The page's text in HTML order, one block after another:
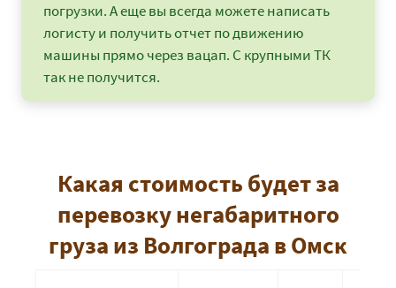
погрузки. А еще вы всегда можете написать
логисту и получить отчет по движению
машины прямо через вацап. С крупными ТК
так не получится.
Какая стоимость будет за
перевозку негабаритного
груза из Волгограда в Омск